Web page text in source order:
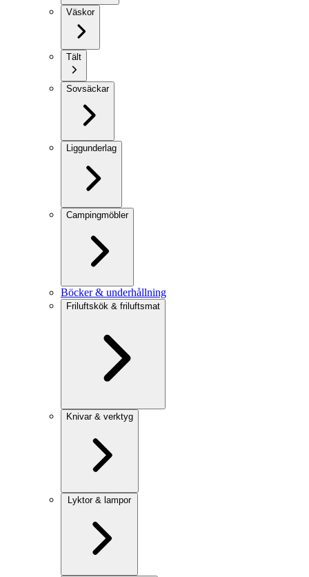
Väskor
Tält
Sovsäckar
Liggunderlag
Campingmöbler
Böcker & underhållning
Friluftskök & friluftsmat
Knivar & verktyg
Lyktor & lampor